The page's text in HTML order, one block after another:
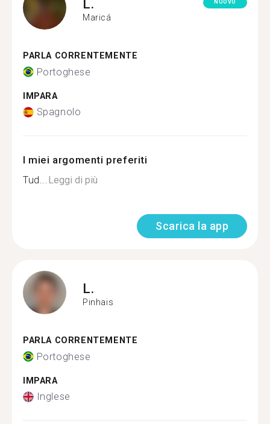
L.
Maricá
NUOVO
PARLA CORRENTEMENTE
Portoghese
IMPARA
Spagnolo
I miei argomenti preferiti
Tud...Leggi di più
Scarica la app
L.
Pinhais
PARLA CORRENTEMENTE
Portoghese
IMPARA
Inglese